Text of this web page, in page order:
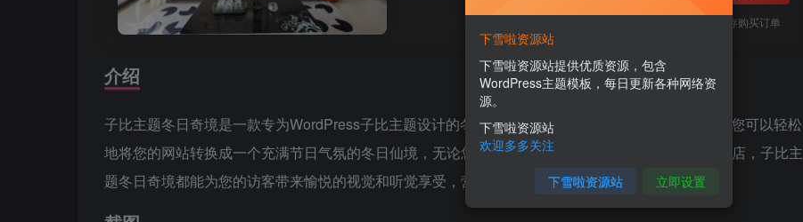
您当前未登录！建议登陆后购买，可保存购买订单
介绍
子比主题冬日奇境是一款专为WordPress子比主题设计的冬季圣诞节风格美化插件，通过这款插件，您可以轻松
地将您的网站转换成一个充满节日气氛的冬日仙境，无论您的网站是个人博客、企业站点还是在线商店，子比主
题冬日奇境都能为您的访客带来愉悦的视觉和听觉享受，营造出浓厚的节日氛围。
下雪啦资源站
下雪啦资源站提供优质资源，包含
WordPress主题模板，每日更新各种网络资
源。
下雪啦资源站
欢迎多多关注
下雪啦资源站 立即设置